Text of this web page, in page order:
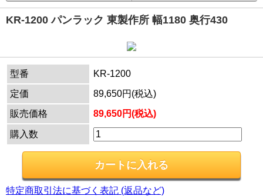
KR-1200 パンラック 東製作所 幅1180 奥行430
型番
KR-1200
定価
89,650円(税込)
販売価格
89,650円(税込)
購入数
特定商取引法に基づく表記 (返品など)